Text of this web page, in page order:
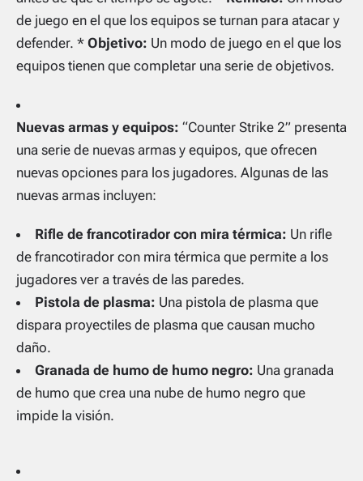
de juego en el que los equipos se turnan para atacar y
defender. * Objetivo: Un modo de juego en el que los
equipos tienen que completar una serie de objetivos.
Nuevas armas y equipos: “Counter Strike 2” presenta
una serie de nuevas armas y equipos, que ofrecen
nuevas opciones para los jugadores. Algunas de las
nuevas armas incluyen:
Rifle de francotirador con mira térmica: Un rifle
de francotirador con mira térmica que permite a los
jugadores ver a través de las paredes.
Pistola de plasma: Una pistola de plasma que
dispara proyectiles de plasma que causan mucho
daño.
Granada de humo de humo negro: Una granada
de humo que crea una nube de humo negro que
impide la visión.